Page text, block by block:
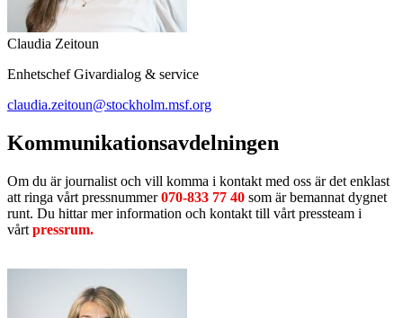
Claudia Zeitoun
Enhetschef Givardialog & service
claudia.zeitoun@stockholm.msf.org
Kommunikationsavdelningen
Om du är journalist och vill komma i kontakt med oss är det enklast
att ringa vårt pressnummer070-833 77 40 som är bemannat dygnet
runt. Du hittar mer information och kontakt till vårt pressteam i
vårt pressrum.